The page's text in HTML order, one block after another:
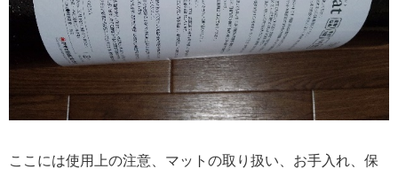
ここには使用上の注意、マットの取り扱い、お手入れ、保